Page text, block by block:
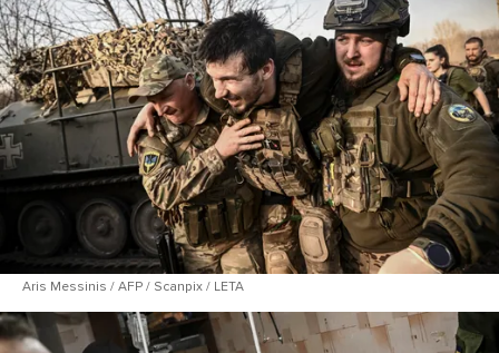
Aris Messinis / AFP / Scanpix / LETA